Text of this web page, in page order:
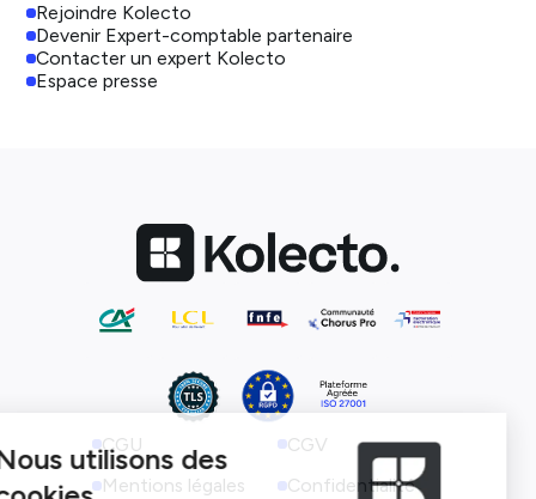
Rejoindre Kolecto
Devenir Expert-comptable partenaire
Contacter un expert Kolecto
Espace presse
CGU
CGV
Mentions légales
Confidentialité